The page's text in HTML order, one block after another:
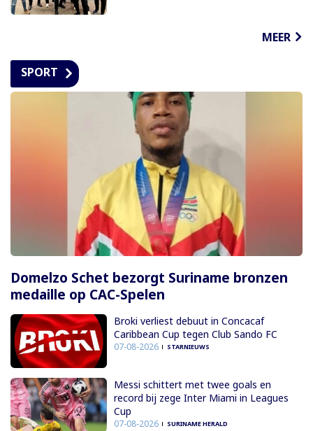
MEER
SPORT
Domelzo Schet bezorgt Suriname bronzen
medaille op CAC-Spelen
Broki verliest debuut in Concacaf
Caribbean Cup tegen Club Sando FC
07-08-2026 STARNIEUWS
Messi schittert met twee goals en
record bij zege Inter Miami in Leagues
Cup
07-08-2026 SURINAME HERALD